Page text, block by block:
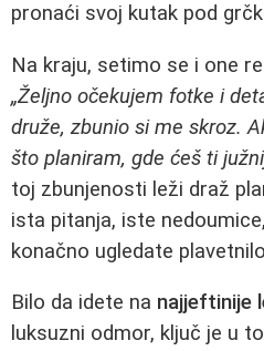
pronaći svoj kutak pod
Na kraju, setimo se i one
„Željno očekujem fotke i
druže, zbunio si me skroz.
što planiram, gde ćeš ti
toj zbunjenosti leži draž
ista pitanja, iste
konačno ugledate
Bilo da idete na najjeftinije
luksuzni odmor, ključ je u